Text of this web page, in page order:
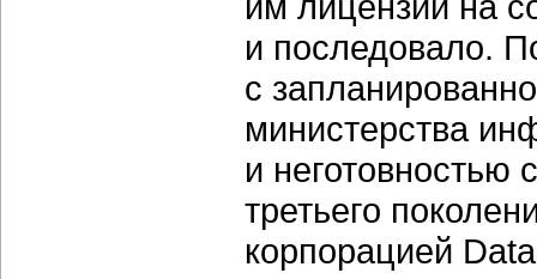
и последовало.
с
министерства
и неготовностью
третьего
корпорацией